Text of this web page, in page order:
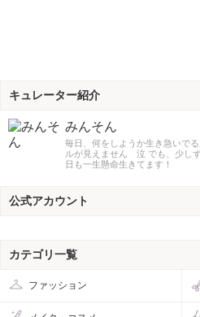
キュレーター紹介
みんそん
毎日、何をしようか生き急いで
ルが見えません 泣 でも、少し
日も一生懸命生きてます！
公式アカウント
カテゴリ一覧
ファッション